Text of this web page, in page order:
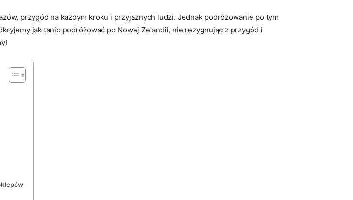
przygód⁣ na każdym kroku i przyjaznych ludzi. Jednak podróżowanie‌ po tym
jak tanio podróżować po Nowej Zelandii, nie rezygnując z‍ przygód⁤ i